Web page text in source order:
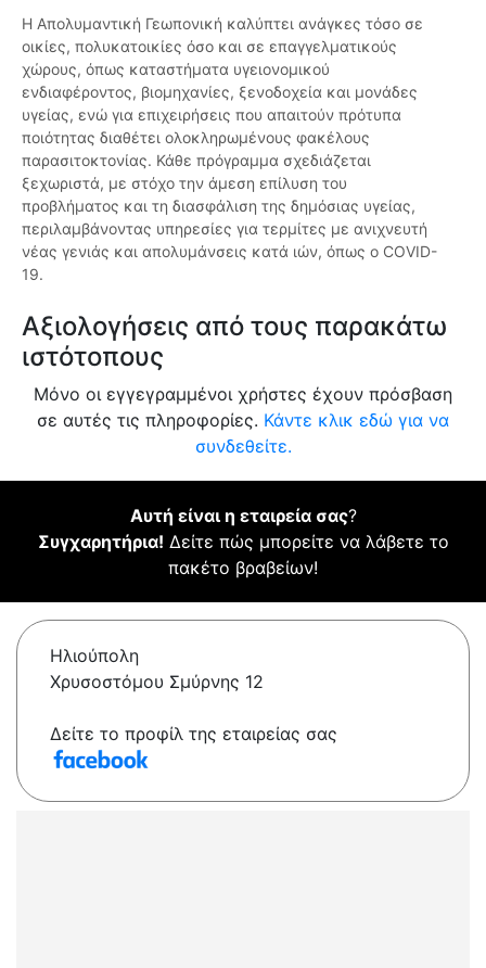
Η Απολυμαντική Γεωπονική καλύπτει ανάγκες τόσο σε
οικίες, πολυκατοικίες όσο και σε επαγγελματικούς
χώρους, όπως καταστήματα υγειονομικού
ενδιαφέροντος, βιομηχανίες, ξενοδοχεία και μονάδες
υγείας, ενώ για επιχειρήσεις που απαιτούν πρότυπα
ποιότητας διαθέτει ολοκληρωμένους φακέλους
παρασιτοκτονίας. Κάθε πρόγραμμα σχεδιάζεται
ξεχωριστά, με στόχο την άμεση επίλυση του
προβλήματος και τη διασφάλιση της δημόσιας υγείας,
περιλαμβάνοντας υπηρεσίες για τερμίτες με ανιχνευτή
νέας γενιάς και απολυμάνσεις κατά ιών, όπως ο COVID-
19.
Αξιολογήσεις από τους παρακάτω
ιστότοπους
Μόνο οι εγγεγραμμένοι χρήστες έχουν πρόσβαση
σε αυτές τις πληροφορίες. Κάντε κλικ εδώ για να
συνδεθείτε.
Αυτή είναι η εταιρεία σας?
Συγχαρητήρια! Δείτε πώς μπορείτε να λάβετε το
πακέτο βραβείων!
Ηλιούπολη
Χρυσοστόμου Σμύρνης 12
Δείτε το προφίλ της εταιρείας σας